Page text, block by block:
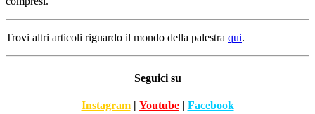
Trovi altri articoli riguardo il mondo della palestra qui.
Seguici su
Instagram| Youtube| Facebook